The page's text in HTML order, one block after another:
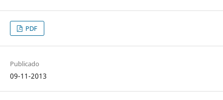
PDF
Publicado
09-11-2013